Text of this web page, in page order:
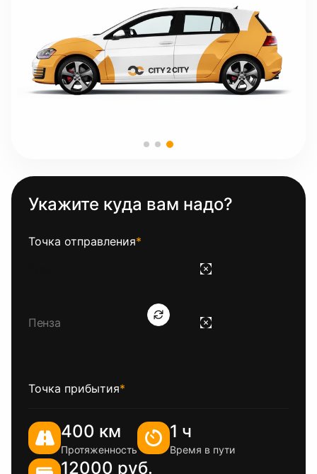
Укажите куда вам надо?
Точка отправления*
Точка прибытия*
400 км
Протяженность
1 ч
Время в пути
12000 руб.